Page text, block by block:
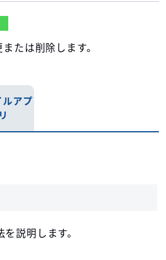
たは削除します。
ルアプ
リ
説明します。